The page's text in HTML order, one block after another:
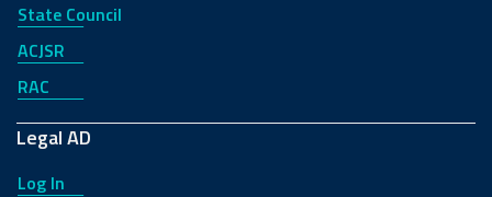
State Council
ACJSR
RAC
Legal AD
Log In